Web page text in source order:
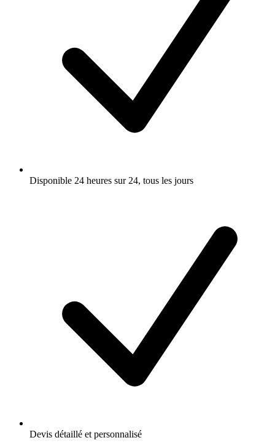
Disponible 24 heures sur 24, tous les jours
Devis détaillé et personnalisé